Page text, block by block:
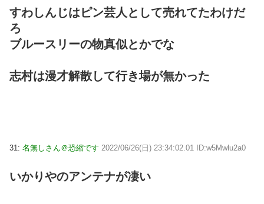
すわしんじはピン芸人として売れてたわけだ
ろ
ブルースリーの物真似とかでな
志村は漫才解散して行き場が無かった
31: 名無しさん＠恐縮です 2022/06/26(日) 23:34:02.01 ID:w5Mwlu2a0
いかりやのアンテナが凄い